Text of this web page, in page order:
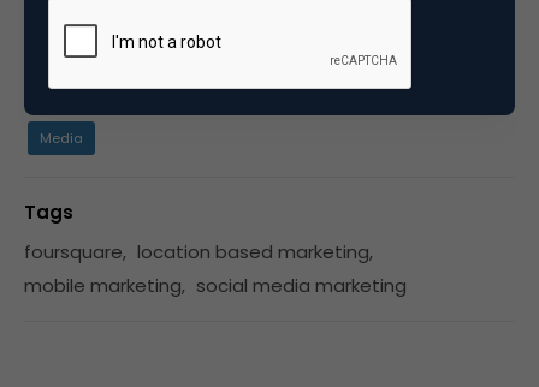
Categorie
Media
Tags
foursquare, location based marketing,
mobile marketing, social media marketing